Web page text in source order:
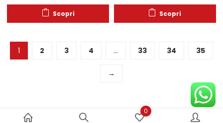
0
Scopri Scopri
1 2 3 4 … 33 34 35
→